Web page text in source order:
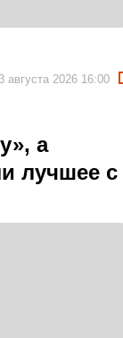
3 августа 2026 16:00
а
лучшее с